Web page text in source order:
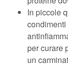
In piccole
condimenti
per curare
un